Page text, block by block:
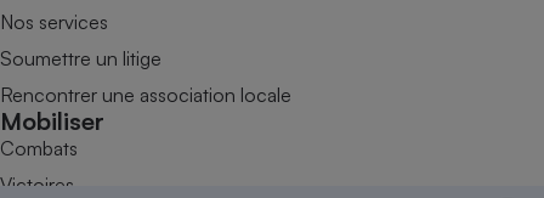
Nos services
Soumettre un litige
Rencontrer une association locale
Mobiliser
Combats
Victoires